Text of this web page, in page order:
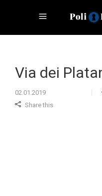
Via dei
02.01.2019
Share this